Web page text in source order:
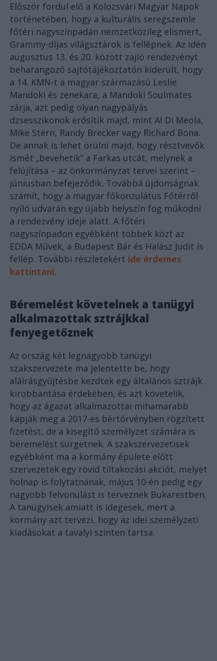
Először fordul elő a Kolozsvári Magyar Napok
történetében, hogy a kulturális seregszemle
főtéri nagyszínpadán nemzetközileg elismert,
Grammy-díjas világsztárok is fellépnek. Az idén
augusztus 13. és 20. között zajló rendezvényt
beharangozó sajtótájékoztatón kiderült, hogy
a 14. KMN-t a magyar származású Leslie
Mandoki és zenekara, a Mandoki Soulmates
zárja, azt pedig olyan nagypályás
dzsesszikonok erősítik majd, mint Al Di Meola,
Mike Stern, Randy Brecker vagy Richard Bona.
De annak is lehet örülni majd, hogy résztvevők
ismét „bevehetik” a Farkas utcát, melynek a
felújítása – az önkormányzat tervei szerint –
júniusban befejeződik. Továbbá újdonságnak
számít, hogy a magyar főkonzulátus Főtérről
nyíló udvarán egy újabb helyszín fog működni
a rendezvény ideje alatt. A főtéri
nagyszínpadon egyébként többek közt az
EDDA Művek, a Budapest Bár és Halász Judit is
fellép. További részletekért ide érdemes
kattintani.
Béremelést követelnek a tanügyi
alkalmazottak sztrájkkal
fenyegetőznek
Az ország két legnagyobb tanügyi
szakszervezete ma jelentette be, hogy
aláírásgyűjtésbe kezdtek egy általános sztrájk
kirobbantása érdekében, és azt követelik,
hogy az ágazat alkalmazottai mihamarabb
kapják meg a 2017-es bértörvényben rögzített
fizetést, de a kisegítő személyzet számára is
béremelést sürgetnek. A szakszervezetisek
egyébként ma a kormány épülete előtt
szervezetek egy rövid tiltakozási akciót, melyet
holnap is folytatnának, május 10-én pedig egy
nagyobb felvonulást is terveznek Bukarestben.
A tanügyisek amiatt is idegesek, mert a
kormány azt tervezi, hogy az idei személyzeti
kiadásokat a tavalyi szinten tartsa.